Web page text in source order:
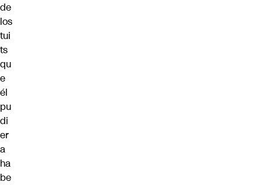
de
los
tui
ts
qu
e
él
pu
di
er
a
ha
be